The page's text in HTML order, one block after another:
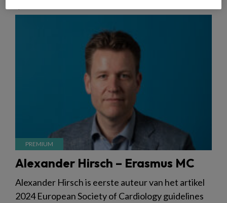
Alexander Hirsch – Erasmus MC
Alexander Hirsch is eerste auteur van het artikel
2024 European Society of Cardiology guidelines